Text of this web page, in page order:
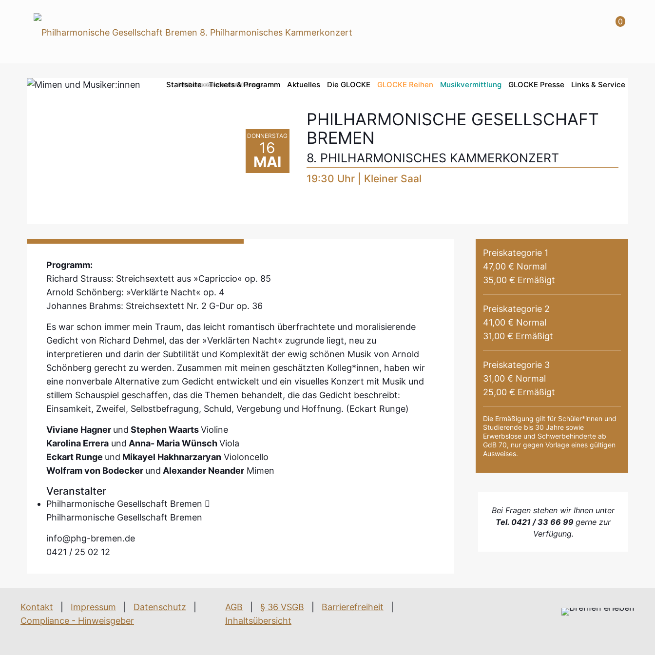
0
Startseite Tickets & Programm Aktuelles Die GLOCKE GLOCKE Reihen Musikvermittlung GLOCKE Presse Links & Service
DONNERSTAG
16
MAI
© Philharmonische Gesellschaft Bremen
PHILHARMONISCHE GESELLSCHAFT
BREMEN
8. PHILHARMONISCHES KAMMERKONZERT
19:30 Uhr | Kleiner Saal
Programm:
Richard Strauss: Streichsextett aus »Capriccio« op. 85
Arnold Schönberg: »Verklärte Nacht« op. 4
Johannes Brahms: Streichsextett Nr. 2 G-Dur op. 36
Es war schon immer mein Traum, das leicht romantisch überfrachtete und moralisierende
Gedicht von Richard Dehmel, das der »Verklärten Nacht« zugrunde liegt, neu zu
interpretieren und darin der Subtilität und Komplexität der ewig schönen Musik von Arnold
Schönberg gerecht zu werden. Zusammen mit meinen geschätzten Kolleg*innen, haben wir
eine nonverbale Alternative zum Gedicht entwickelt und ein visuelles Konzert mit Musik und
stillem Schauspiel geschaffen, das die Themen behandelt, die das Gedicht beschreibt:
Einsamkeit, Zweifel, Selbstbefragung, Schuld, Vergebung und Hoffnung. (Eckart Runge)
Viviane Hagner und Stephen WaartsVioline
Karolina Erreraund Anna- Maria WünschViola
Eckart Runge und Mikayel HakhnarzaryanVioloncello
Wolfram von Bodecker und Alexander NeanderMimen
Veranstalter
Philharmonische Gesellschaft Bremen
Philharmonische Gesellschaft Bremen
info@phg-bremen.de
0421 / 25 02 12
Preiskategorie 1
47,00 € Normal
35,00 € Ermäßigt
Preiskategorie 2
41,00 € Normal
31,00 € Ermäßigt
Preiskategorie 3
31,00 € Normal
25,00 € Ermäßigt
Die Ermäßigung gilt für Schüler*innen und
Studierende bis 30 Jahre sowie
Erwerbslose und Schwerbehinderte ab
GdB 70, nur gegen Vorlage eines gültigen
Ausweises.
Bei Fragen stehen wir Ihnen unter
Tel. 0421 / 33 66 99gerne zur
Verfügung.
Kontakt Impressum Datenschutz
Compliance - Hinweisgeber
AGB § 36 VSGB Barrierefreiheit
Inhaltsübersicht